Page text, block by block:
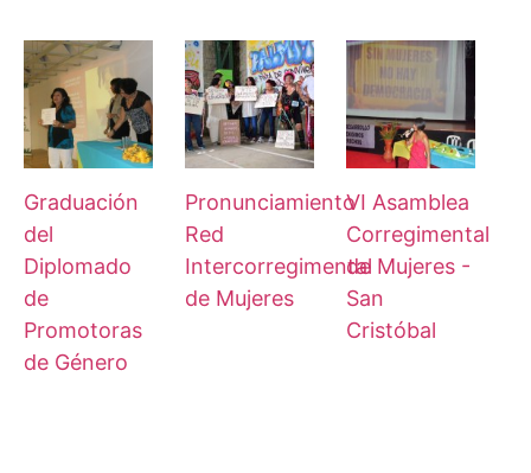
Graduación
del
Diplomado
de
Promotoras
de Género
Pronunciamiento
Red
Intercorregimental
de Mujeres
VI Asamblea
Corregimental
de Mujeres -
San
Cristóbal